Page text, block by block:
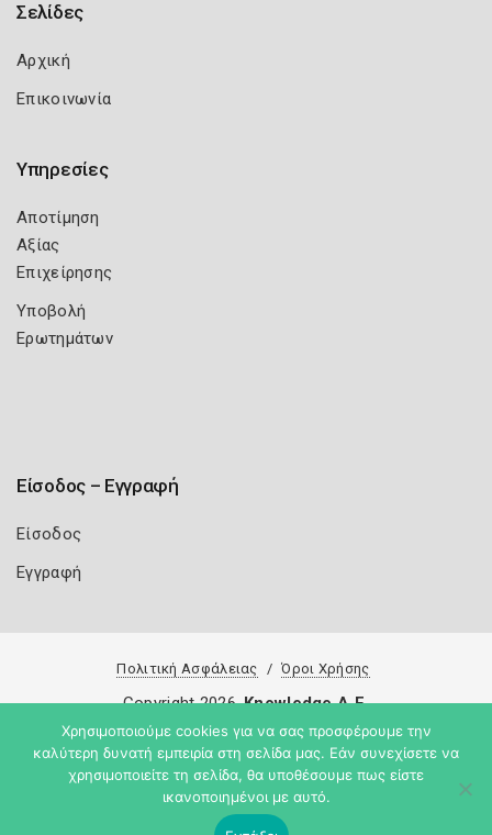
Σελίδες
Αρχική
Επικοινωνία
Υπηρεσίες
Αποτίμηση
Αξίας
Επιχείρησης
Υποβολή
Ερωτημάτων
Είσοδος – Εγγραφή
Είσοδος
Εγγραφή
Πολιτική Ασφάλειας Όροι Χρήσης
Copyright 2026 Knowledge A.E.
Χρησιμοποιούμε cookies για να σας προσφέρουμε την
καλύτερη δυνατή εμπειρία στη σελίδα μας. Εάν συνεχίσετε να
χρησιμοποιείτε τη σελίδα, θα υποθέσουμε πως είστε
ικανοποιημένοι με αυτό.